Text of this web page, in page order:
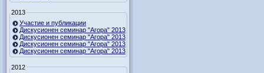
2013
Участие и публикации
Дискусионен семинар "Агора" 2013
Дискусионен семинар "Агора" 2013
Дискусионен семинар "Агора" 2013
Дискусионен семинар "Агора" 2013
2012